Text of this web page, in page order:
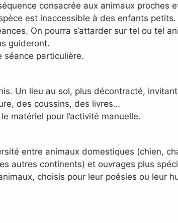
consacrée aux animaux proches
est inaccessible à des enfants petits.
On pourra s’attarder sur tel ou tel
guideront.
séance particulière.
Un lieu au sol, plus décontracté,
des coussins, des livres…
matériel pour l’activité manuelle.
entre animaux domestiques (chien,
autres continents) et ouvrages plus
choisis pour leur poésies ou leur